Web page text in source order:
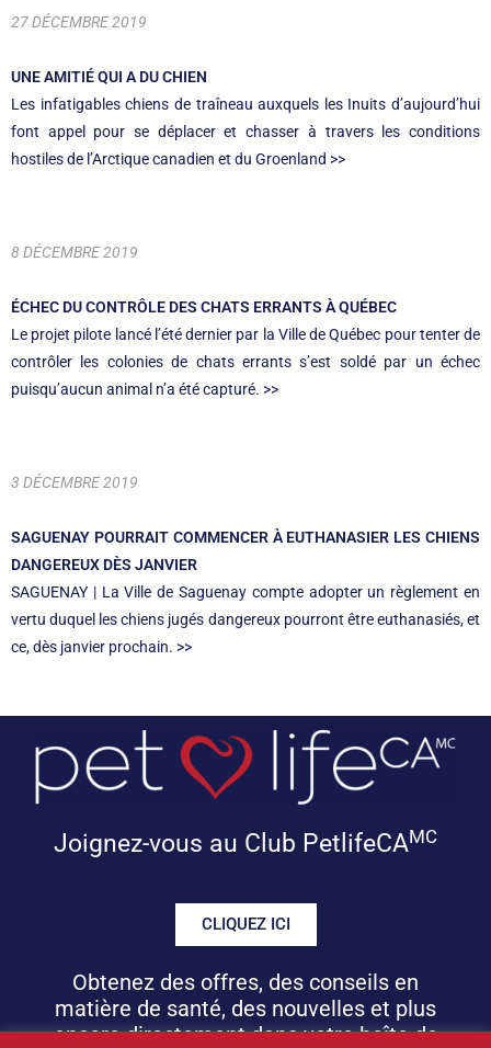
27 DÉCEMBRE 2019
UNE AMITIÉ QUI A DU CHIEN
Les infatigables chiens de traîneau auxquels les Inuits d’aujourd’hui
font appel pour se déplacer et chasser à travers les conditions
hostiles de l’Arctique canadien et du Groenland >>
8 DÉCEMBRE 2019
ÉCHEC DU CONTRÔLE DES CHATS ERRANTS À QUÉBEC
Le projet pilote lancé l’été dernier par la Ville de Québec pour tenter de
contrôler les colonies de chats errants s’est soldé par un échec
puisqu’aucun animal n’a été capturé. >>
3 DÉCEMBRE 2019
SAGUENAY POURRAIT COMMENCER À EUTHANASIER LES CHIENS
DANGEREUX DÈS JANVIER
SAGUENAY | La Ville de Saguenay compte adopter un règlement en
vertu duquel les chiens jugés dangereux pourront être euthanasiés, et
ce, dès janvier prochain. >>
Joignez-vous au Club PetlifeCAMC
CLIQUEZ ICI
Obtenez des offres, des conseils en
matière de santé, des nouvelles et plus
encore directement dans votre boîte de